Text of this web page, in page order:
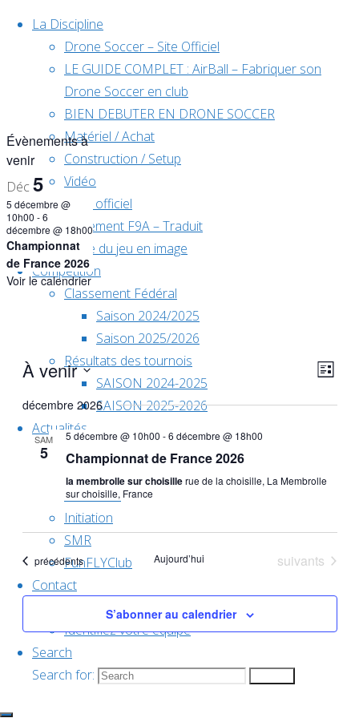
Skip to content
La Discipline
Drone Soccer – Site Officiel
LE GUIDE COMPLET : AirBall – Fabriquer son
Drone Soccer en club
BIEN DEBUTER EN DRONE SOCCER
Matériel / Achat
Construction / Setup
Vidéo
Règlement officiel
Règlement F9A – Traduit
Règle du jeu en image
Compétition
Classement Fédéral
Saison 2024/2025
Saison 2025/2026
Résultats des tournois
SAISON 2024-2025
SAISON 2025-2026
Actualités
Evènement
Animation
Initiation
SMR
FunFLYClub
Contact
Groupe de travail
Identifiez votre équipe
Search
Search for:
Évènements à
venir
Déc 5
5 décembre @
10h00 -6
décembre @ 18h00
Championnat
de France 2026
Voir le calendrier
Liste
À venir
date.
décembre 2026
SAM
5
5 décembre @ 10h00 -6 décembre @ 18h00
Championnat de France 2026
la membrolle sur choisillerue de la choisille, La Membrolle
sur choisille, France
Évènements
précédents Aujourd’hui Évènements
suivants
S’abonner au calendrier